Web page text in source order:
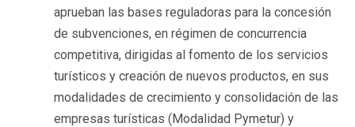
aprueban las bases reguladoras para la concesión
de subvenciones, en régimen de concurrencia
competitiva, dirigidas al fomento de los servicios
turísticos y creación de nuevos productos, en sus
modalidades de crecimiento y consolidación de las
empresas turísticas (Modalidad Pymetur) y